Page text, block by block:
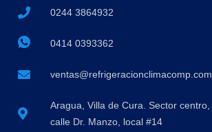
0244 3864932
0414 0393362
ventas@refrigeracionclimacomp.com
Aragua, Villa de Cura. Sector centro,
calle Dr. Manzo, local #14